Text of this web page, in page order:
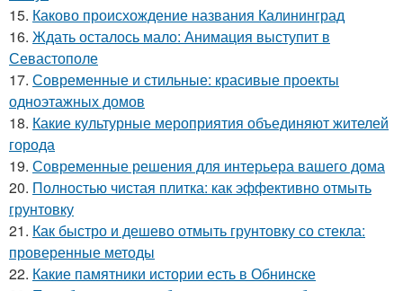
15. Каково происхождение названия Калининград
16. Ждать осталось мало: Анимация выступит в
Севастополе
17. Современные и стильные: красивые проекты
одноэтажных домов
18. Какие культурные мероприятия объединяют жителей
города
19. Современные решения для интерьера вашего дома
20. Полностью чистая плитка: как эффективно отмыть
грунтовку
21. Как быстро и дешево отмыть грунтовку со стекла:
проверенные методы
22. Какие памятники истории есть в Обнинске